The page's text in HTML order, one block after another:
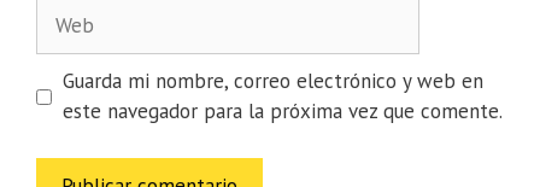
Guarda mi nombre, correo electrónico y web en
este navegador para la próxima vez que comente.